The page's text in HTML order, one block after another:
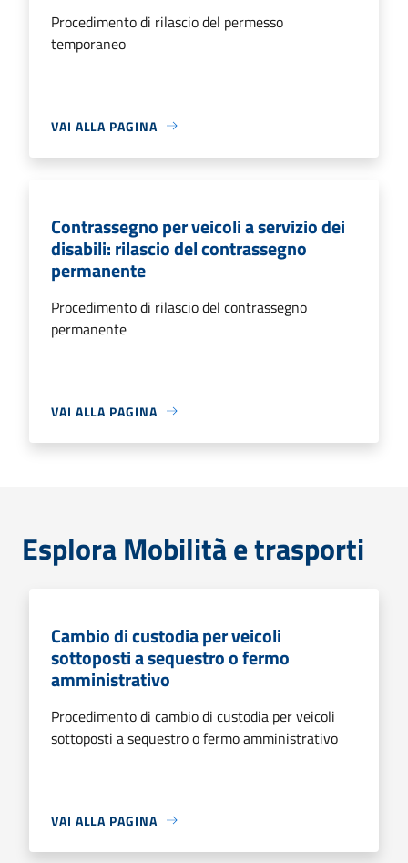
Procedimento di rilascio del permesso
temporaneo
VAI ALLA PAGINA
Contrassegno per veicoli a servizio dei
disabili: rilascio del contrassegno
permanente
Procedimento di rilascio del contrassegno
permanente
VAI ALLA PAGINA
Esplora Mobilità e trasporti
Cambio di custodia per veicoli
sottoposti a sequestro o fermo
amministrativo
Procedimento di cambio di custodia per veicoli
sottoposti a sequestro o fermo amministrativo
VAI ALLA PAGINA